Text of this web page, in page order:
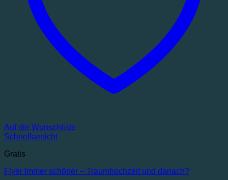
Auf die Wunschliste
Schnellansicht
Gratis
Flyer Immer schöner – Traumhochzeit und danach?